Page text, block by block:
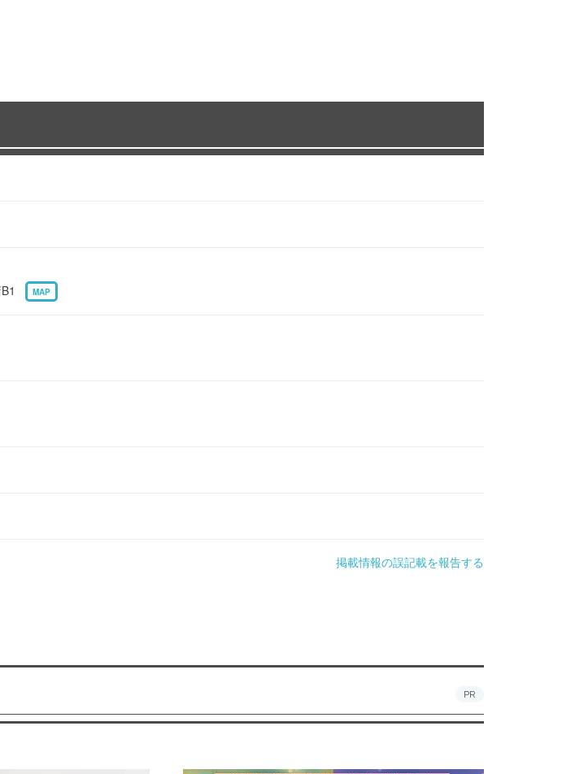
B1
MAP
掲載情報の誤記載を報告する
PR